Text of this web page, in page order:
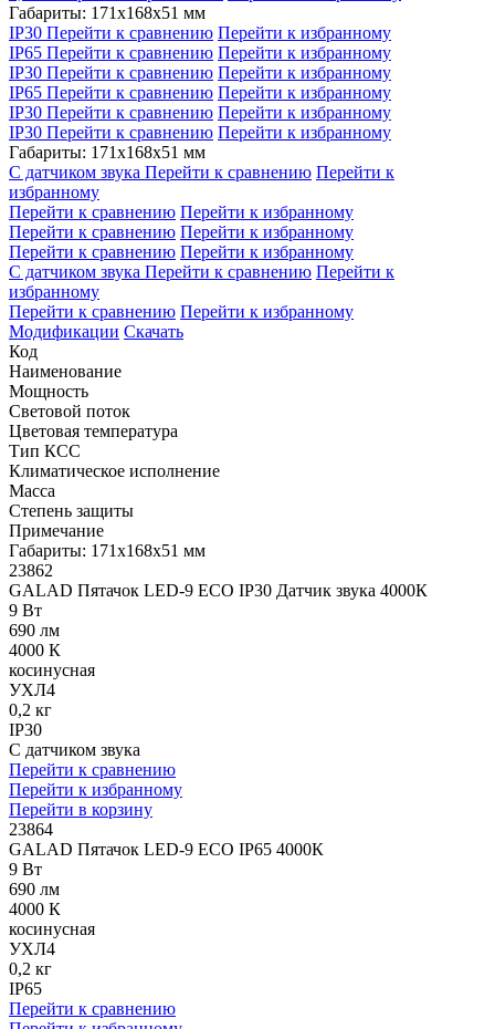
Габариты: 171x168x51 мм
IP30 Перейти к сравнению Перейти к избранному
IP65 Перейти к сравнению Перейти к избранному
IP30 Перейти к сравнению Перейти к избранному
IP65 Перейти к сравнению Перейти к избранному
IP30 Перейти к сравнению Перейти к избранному
IP30 Перейти к сравнению Перейти к избранному
Габариты: 171x168x51 мм
С датчиком звука Перейти к сравнению Перейти к
избранному
Перейти к сравнению Перейти к избранному
Перейти к сравнению Перейти к избранному
Перейти к сравнению Перейти к избранному
С датчиком звука Перейти к сравнению Перейти к
избранному
Перейти к сравнению Перейти к избранному
Модификации Скачать
Код
Наименование
Мощность
Световой поток
Цветовая температура
Тип КСС
Климатическое исполнение
Масса
Степень защиты
Примечание
Габариты: 171x168x51 мм
23862
GALAD Пятачок LED-9 ECO IP30 Датчик звука 4000К
9 Вт
690 лм
4000 К
косинусная
УХЛ4
0,2 кг
IP30
С датчиком звука
Перейти к сравнению
Перейти к избранному
Перейти в корзину
23864
GALAD Пятачок LED-9 ECO IP65 4000К
9 Вт
690 лм
4000 К
косинусная
УХЛ4
0,2 кг
IP65
Перейти к сравнению